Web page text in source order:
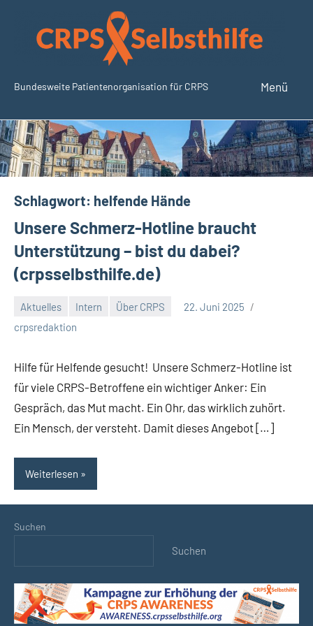
springen
SudeckSelbsthilfe.org
Bundesweite Patientenorganisation für CRPS Menü
Schlagwort: helfende Hände
Unsere Schmerz-Hotline braucht
Unterstützung – bist du dabei?
(crpsselbsthilfe.de)
Aktuelles Intern Über CRPS
22. Juni 2025
crpsredaktion
Keine
Hilfe für Helfende gesucht! Unsere Schmerz-Hotline ist
für viele CRPS-Betroffene ein wichtiger Anker: Ein
Gespräch, das Mut macht. Ein Ohr, das wirklich zuhört.
Ein Mensch, der versteht. Damit dieses Angebot […]
Weiterlesen
Suchen
Suchen